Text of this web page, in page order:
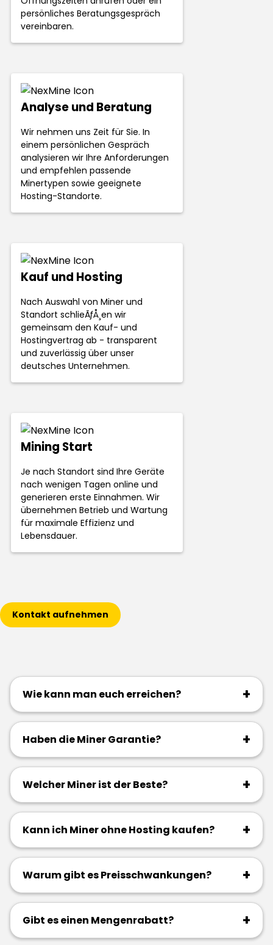
persönliches Beratungsgespräch
vereinbaren.
Analyse und Beratung
Wir nehmen uns Zeit für Sie. In
einem persönlichen Gespräch
analysieren wir Ihre Anforderungen
und empfehlen passende
Minertypen sowie geeignete
Hosting-Standorte.
Kauf und Hosting
Nach Auswahl von Miner und
Standort schlieÃƒÅ¸en wir
gemeinsam den Kauf- und
Hostingvertrag ab - transparent
und zuverlässig über unser
deutsches Unternehmen.
Mining Start
Je nach Standort sind Ihre Geräte
nach wenigen Tagen online und
generieren erste Einnahmen. Wir
übernehmen Betrieb und Wartung
für maximale Effizienz und
Lebensdauer.
Kontakt aufnehmen
Wie kann man euch erreichen? +
Haben die Miner Garantie? +
Welcher Miner ist der Beste? +
Kann ich Miner ohne Hosting kaufen? +
Warum gibt es Preisschwankungen? +
Gibt es einen Mengenrabatt? +